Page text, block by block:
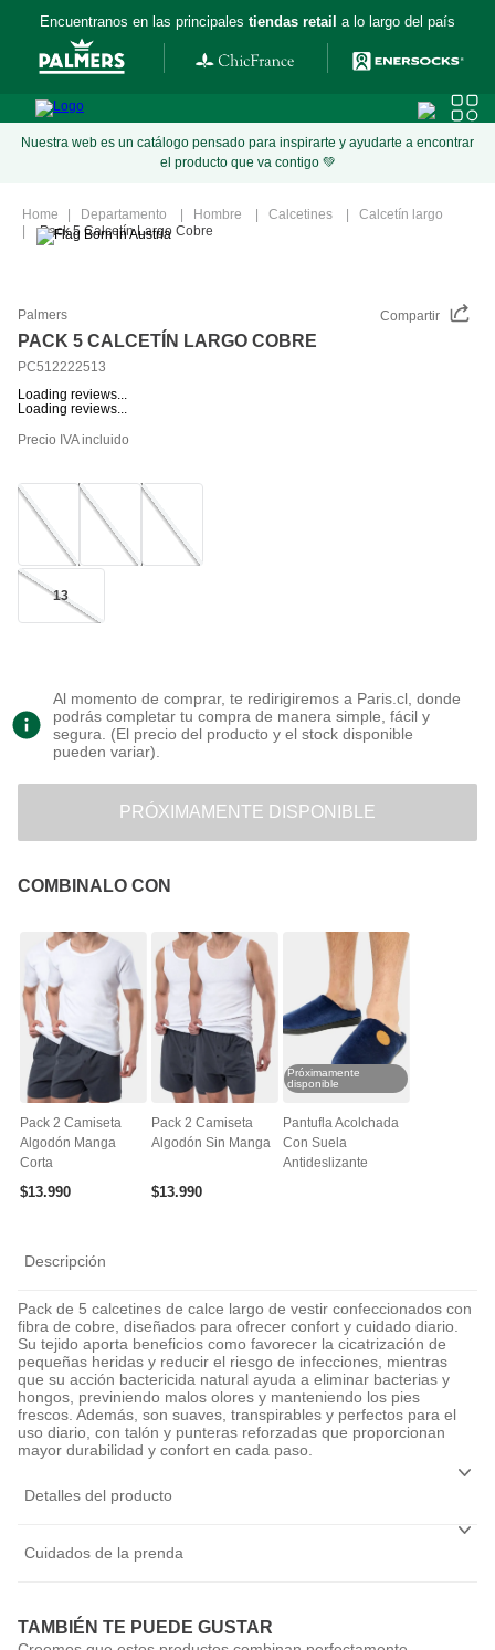
Encuentranos en las principales tiendas retail a lo largo del país
Nuestra web es un catálogo pensado para inspirarte y ayudarte a encontrar
el producto que va contigo 💚
Departamento Hombre Calcetines
Calcetín largo
Pack 5 Calcetín Largo Cobre
Palmers Compartir
PACK 5 CALCETÍN LARGO COBRE
PC512222513
Loading reviews...
Loading reviews...
Precio IVA incluido
13
Al momento de comprar, te redirigiremos a Paris.cl, donde
podrás completar tu compra de manera simple, fácil y
segura. (El precio del producto y el stock disponible
pueden variar).
PRÓXIMAMENTE DISPONIBLE
COMBINALO CON
Pack 2 Camiseta
Algodón Manga
Corta
$13.990
Pack 2 Camiseta
Algodón Sin Manga
$13.990
Próximamente
disponible
Pantufla Acolchada
Con Suela
Antideslizante
Descripción
Pack de 5 calcetines de calce largo de vestir confeccionados con
fibra de cobre, diseñados para ofrecer confort y cuidado diario.
Su tejido aporta beneficios como favorecer la cicatrización de
pequeñas heridas y reducir el riesgo de infecciones, mientras
que su acción bactericida natural ayuda a eliminar bacterias y
hongos, previniendo malos olores y manteniendo los pies
frescos. Además, son suaves, transpirables y perfectos para el
uso diario, con talón y punteras reforzadas que proporcionan
mayor durabilidad y confort en cada paso.
Detalles del producto
Cuidados de la prenda
TAMBIÉN TE PUEDE GUSTAR